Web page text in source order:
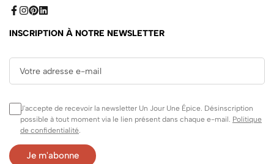
INSCRIPTION À NOTRE NEWSLETTER
J'accepte de recevoir la newsletter Un Jour Une Épice. Désinscription
possible à tout moment via le lien présent dans chaque e-mail. Politique
de confidentialité.